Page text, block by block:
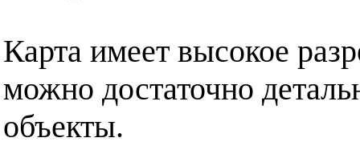
Карта имеет высокое
можно достаточно
объекты.